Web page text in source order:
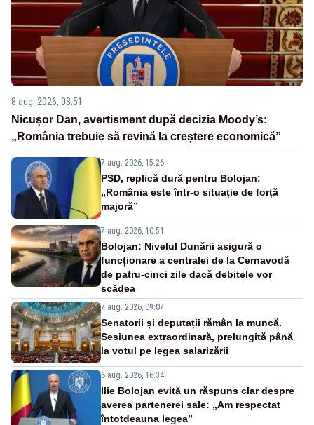
8 aug. 2026, 08:51
Nicușor Dan, avertisment după decizia Moody’s:
„România trebuie să revină la creștere economică”
7 aug. 2026, 15:26
PSD, replică dură pentru Bolojan:
„România este într-o situație de forță
majoră”
7 aug. 2026, 10:51
Bolojan: Nivelul Dunării asigură o
funcționare a centralei de la Cernavodă
de patru-cinci zile dacă debitele vor
scădea
7 aug. 2026, 09:07
Senatorii și deputații rămân la muncă.
Sesiunea extraordinară, prelungită până
la votul pe legea salarizării
6 aug. 2026, 16:34
Ilie Bolojan evită un răspuns clar despre
averea partenerei sale: „Am respectat
întotdeauna legea”